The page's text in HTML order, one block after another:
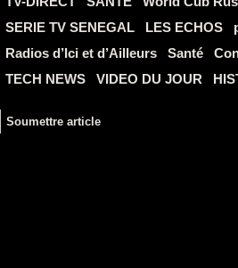
SERIE TV SENEGAL
LES ECHOS
Radios d’Ici et d’Ailleurs
Santé
TECH NEWS
VIDEO DU JOUR
Soumettre article